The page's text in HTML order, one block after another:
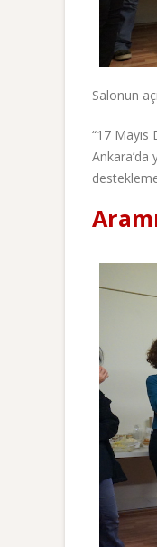
Salonun
“17 Mayıs
Ankara’da